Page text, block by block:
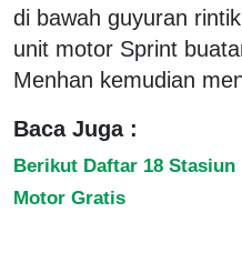
di bawah guyuran
unit motor Sprint
Menhan kemudian
Baca Juga :
Berikut Daftar 18
Motor Gratis